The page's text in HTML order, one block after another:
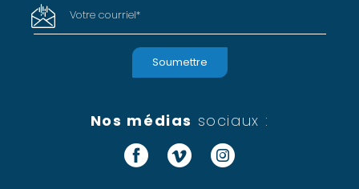
Votre courriel*
Nos médias sociaux :
Facebook
VimeoInstagram